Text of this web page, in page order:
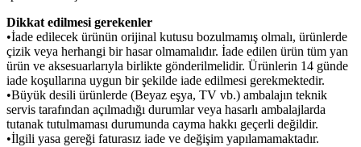
Dikkat edilmesi gerekenler
•İade edilecek ürünün orijinal kutusu bozulmamış olmalı, ürünlerde
çizik veya herhangi bir hasar olmamalıdır. İade edilen ürün tüm yan
ürün ve aksesuarlarıyla birlikte gönderilmelidir. Ürünlerin 14 günde
iade koşullarına uygun bir şekilde iade edilmesi gerekmektedir.
•Büyük desili ürünlerde (Beyaz eşya, TV vb.) ambalajın teknik
servis tarafından açılmadığı durumlar veya hasarlı ambalajlarda
tutanak tutulmaması durumunda cayma hakkı geçerli değildir.
•İlgili yasa gereği faturasız iade ve değişim yapılamamaktadır.